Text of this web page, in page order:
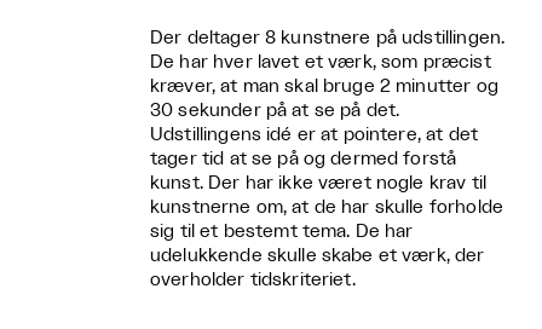
Der deltager 8 kunstnere på udstillingen.
De har hver lavet et værk, som præcist
kræver, at man skal bruge 2 minutter og
30 sekunder på at se på det.
Udstillingens idé er at pointere, at det
tager tid at se på og dermed forstå
kunst. Der har ikke været nogle krav til
kunstnerne om, at de har skulle forholde
sig til et bestemt tema. De har
udelukkende skulle skabe et værk, der
overholder tidskriteriet.